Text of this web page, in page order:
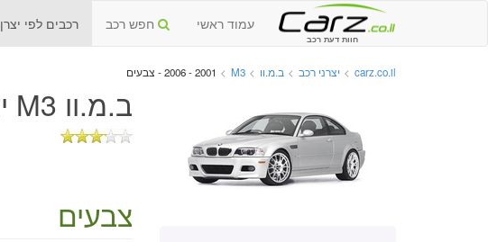
חוות דעת רכב
עמוד ראשי חפש רכב רכבים לפי יצרן
carz.co.il
> יצרני רכב > ב.מ.וו >
M3
> 2001 - 2006 - צבעים
ב.מ.וו M3 יד שנייה 2001 - 2006
צבעים